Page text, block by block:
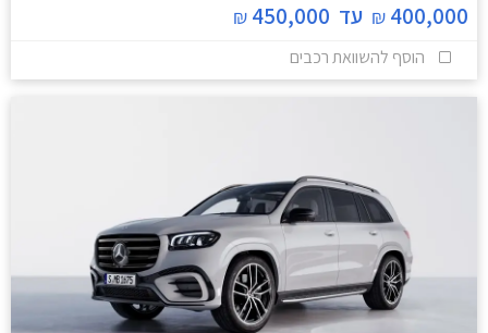
400,000
₪ עד 450,000
₪
הוסף להשוואת רכבים